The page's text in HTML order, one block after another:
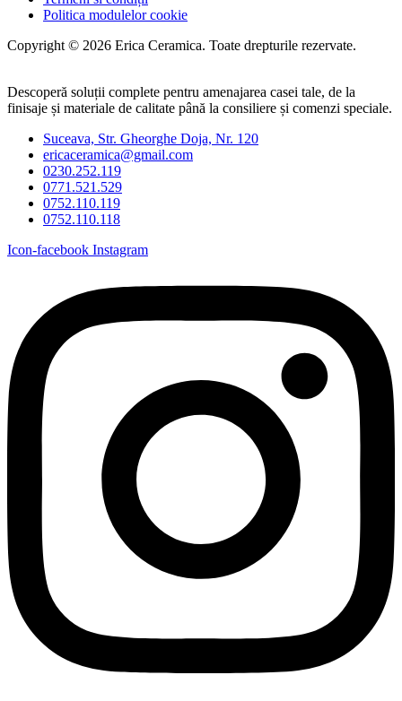
Politica modulelor cookie
Copyright © 2026 Erica Ceramica. Toate drepturile rezervate.
Descoperă soluții complete pentru amenajarea casei tale, de la
finisaje și materiale de calitate până la consiliere și comenzi speciale.
Suceava, Str. Gheorghe Doja, Nr. 120
ericaceramica@gmail.com
0230.252.119
0771.521.529
0752.110.119
0752.110.118
Icon-facebook Instagram